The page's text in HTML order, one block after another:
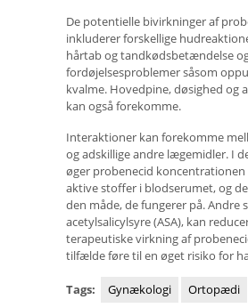
De potentielle bivirkninger af
inkluderer forskellige
hårtab og tandkødsbetændelse
fordøjelsesproblemer såsom
kvalme. Hovedpine, døsighed og
kan også forekomme.
Interaktioner kan forekomme
og adskillige andre lægemidler. I
øger probenecid koncentrationen
aktive stoffer i blodserumet, og
den måde, de fungerer på. Andre
acetylsalicylsyre (ASA), kan
terapeutiske virkning af
tilfælde føre til en øget risiko for
Tags: Gynækologi Ortopædi